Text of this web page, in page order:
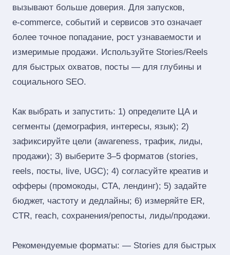
вызывают больше доверия. Для запусков,
e‑commerce, событий и сервисов это означает
более точное попадание, рост узнаваемости и
измеримые продажи. Используйте Stories/Reels
для быстрых охватов, посты — для глубины и
социального SEO.
Как выбрать и запустить: 1) определите ЦА и
сегменты (демография, интересы, язык); 2)
зафиксируйте цели (awareness, трафик, лиды,
продажи); 3) выберите 3–5 форматов (stories,
reels, посты, live, UGC); 4) согласуйте креатив и
офферы (промокоды, CTA, лендинг); 5) задайте
бюджет, частоту и дедлайны; 6) измеряйте ER,
CTR, reach, сохранения/репосты, лиды/продажи.
Рекомендуемые форматы: — Stories для быстрых